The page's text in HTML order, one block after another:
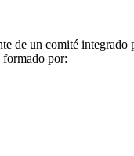
de un comité
por: